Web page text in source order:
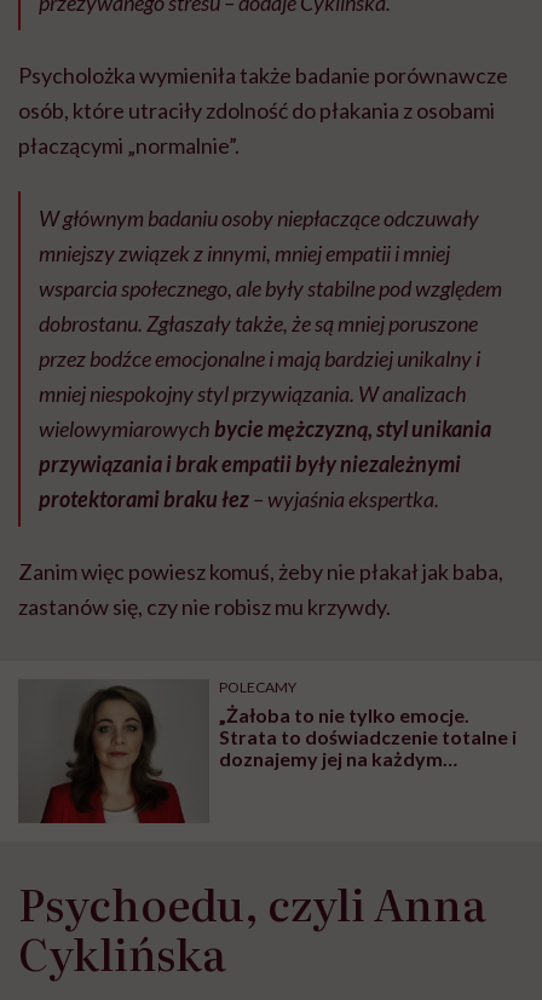
Psycholożka wymieniła także badanie porównawcze
osób, które utraciły zdolność do płakania z osobami
płaczącymi „normalnie”.
W głównym badaniu osoby niepłaczące odczuwały
mniejszy związek z innymi, mniej empatii i mniej
wsparcia społecznego, ale były stabilne pod względem
dobrostanu. Zgłaszały także, że są mniej poruszone
przez bodźce emocjonalne i mają bardziej unikalny i
mniej niespokojny styl przywiązania. W analizach
wielowymiarowych bycie mężczyzną, styl unikania
przywiązania i brak empatii były niezależnymi
protektorami braku łez– wyjaśnia ekspertka.
Zanim więc powiesz komuś, żeby nie płakał jak baba,
zastanów się, czy nie robisz mu krzywdy.
POLECAMY
„Żałoba to nie tylko emocje.
Strata to doświadczenie totalne i
doznajemy jej na każdym
Psychoedu, czyli Anna
Cyklińska